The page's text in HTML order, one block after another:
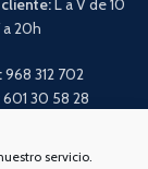
servicio.
L a V de 10
a 20h
968 312 702
601 30 58 28